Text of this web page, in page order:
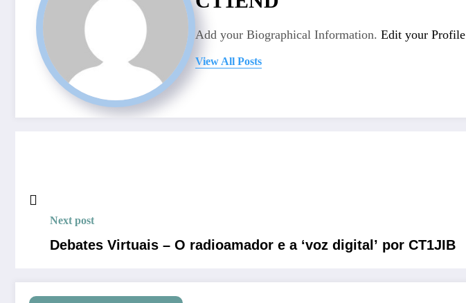
Add your Biographical Information. Edit your Profile
View All Posts
Next post
Debates Virtuais – O radioamador e a ‘voz digital’ por CT1JIB